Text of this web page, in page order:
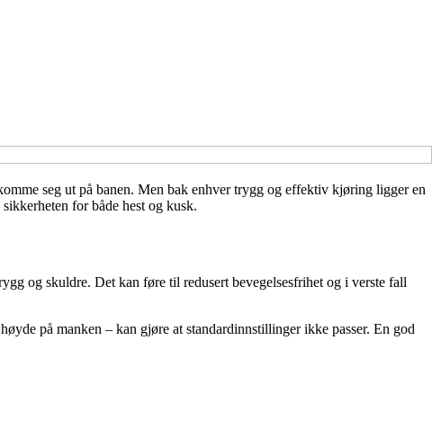
seg ut på banen. Men bak enhver trygg og effektiv kjøring ligger en
for både hest og kusk.
og skuldre. Det kan føre til redusert bevegelsesfrihet og i verste fall
på manken – kan gjøre at standardinnstillinger ikke passer. En god